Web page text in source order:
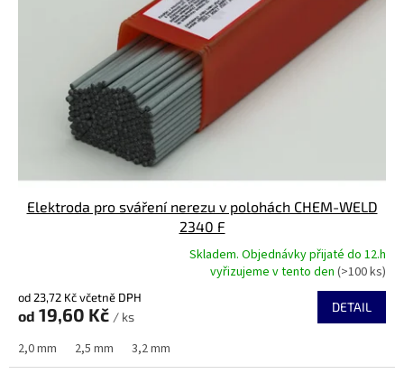
Elektroda pro sváření nerezu v polohách CHEM-WELD
2340 F
produktu
je
z
5
Skladem. Objednávky přijaté do 12.h
vyřizujeme v tento den(>100 ks)
od 23,72 Kč včetně DPH
od 19,60 Kč / ks
DETAIL
2,0 mm 2,5 mm 3,2 mm